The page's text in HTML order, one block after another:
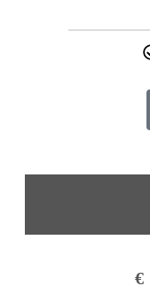
€